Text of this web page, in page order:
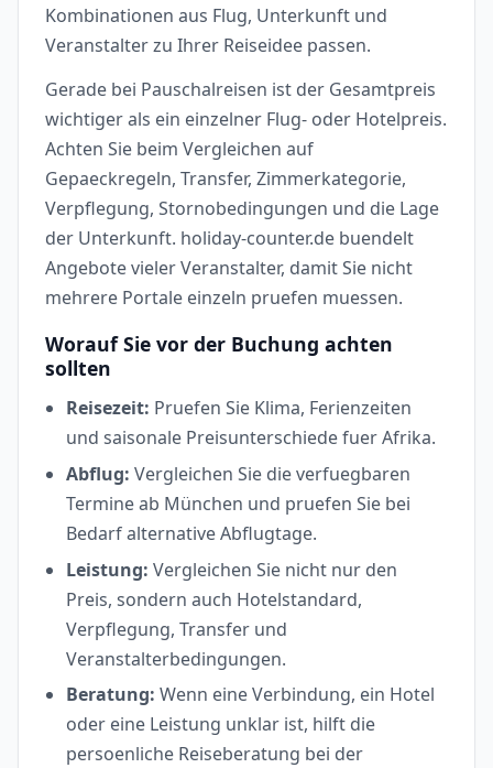
Kombinationen aus Flug, Unterkunft und
Veranstalter zu Ihrer Reiseidee passen.
Gerade bei Pauschalreisen ist der Gesamtpreis
wichtiger als ein einzelner Flug- oder Hotelpreis.
Achten Sie beim Vergleichen auf
Gepaeckregeln, Transfer, Zimmerkategorie,
Verpflegung, Stornobedingungen und die Lage
der Unterkunft. holiday-counter.de buendelt
Angebote vieler Veranstalter, damit Sie nicht
mehrere Portale einzeln pruefen muessen.
Worauf Sie vor der Buchung achten
sollten
Reisezeit: Pruefen Sie Klima, Ferienzeiten
und saisonale Preisunterschiede fuer Afrika.
Abflug: Vergleichen Sie die verfuegbaren
Termine ab München und pruefen Sie bei
Bedarf alternative Abflugtage.
Leistung: Vergleichen Sie nicht nur den
Preis, sondern auch Hotelstandard,
Verpflegung, Transfer und
Veranstalterbedingungen.
Beratung: Wenn eine Verbindung, ein Hotel
oder eine Leistung unklar ist, hilft die
persoenliche Reiseberatung bei der